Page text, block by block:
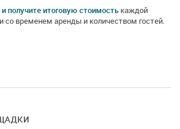
получите итоговую стоимость каждой
со временем аренды и количеством гостей.